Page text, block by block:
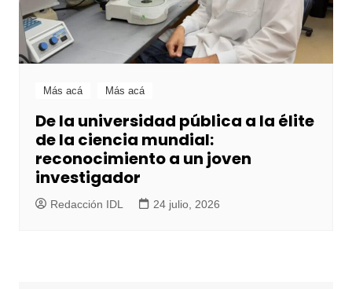
Más acá Más acá
De la universidad pública a la élite
de la ciencia mundial:
reconocimiento a un joven
investigador
Redacción IDL 24 julio, 2026